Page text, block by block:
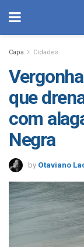
Capa Cidades
que
com
Negra
by Otaviano